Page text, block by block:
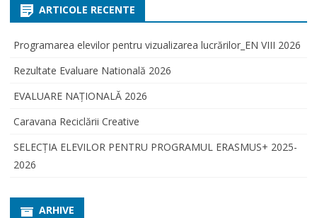
ARTICOLE RECENTE
Programarea elevilor pentru vizualizarea lucrărilor_EN VIII 2026
Rezultate Evaluare Natională 2026
EVALUARE NAŢIONALĂ 2026
Caravana Reciclării Creative
SELECŢIA ELEVILOR PENTRU PROGRAMUL ERASMUS+ 2025-
2026
ARHIVE